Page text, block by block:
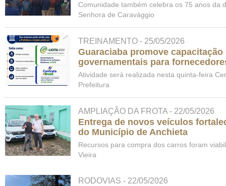
Comunidade também celebra os 75 anos da
Senhora de Caravággio
TREINAMENTO - 25/05/2026
Guaraciaba promove capacitação
governamentais para
Atividade será realizada nesta quinta-feira
Prefeitura
AMPLIAÇÃO DA FROTA - 22/05/2026
Entrega de novos veículos
do Município de Anchieta
Recursos para compra dos carros foram
Vieira
RODOVIAS - 22/05/2026